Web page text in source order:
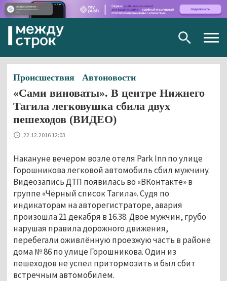
Происшествия Автоновости
«Сами виноваты». В центре Нижнего
Тагила легковушка сбила двух
пешеходов (ВИДЕО)
22.12.2016 12:03
Накануне вечером возле отеля Park Inn по улице
Горошникова легковой автомобиль сбил мужчину.
Видеозапись ДТП появилась во «ВКонтакте» в
группе «Чёрный список Тагила». Судя по
индикаторам на авторегистраторе, авария
произошла 21 декабря в 16.38. Двое мужчин, грубо
нарушая правила дорожного движения,
перебегали оживлённую проезжую часть в районе
дома № 86 по улице Горошникова. Один из
пешеходов не успел притормозить и был сбит
встречным автомобилем.